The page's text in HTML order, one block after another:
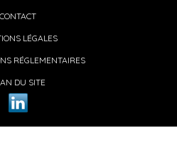
CONTACT
LÉGALES
RÉGLEMENTAIRES
DU SITE